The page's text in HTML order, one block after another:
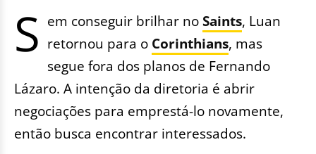
S em conseguir brilhar noSaints, Luan
retornou para o Corinthians, mas
segue fora dos planos de Fernando
Lázaro. A intenção da diretoria é abrir
negociações para emprestá-lo novamente,
então busca encontrar interessados.